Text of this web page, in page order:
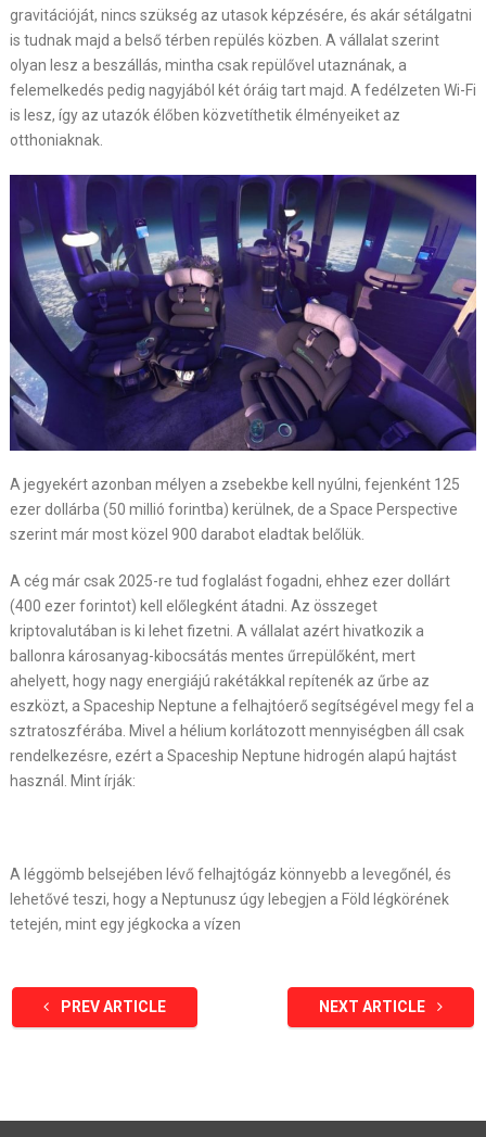
gravitációját, nincs szükség az utasok képzésére, és akár sétálgatni
is tudnak majd a belső térben repülés közben. A vállalat szerint
olyan lesz a beszállás, mintha csak repülővel utaznának, a
felemelkedés pedig nagyjából két óráig tart majd. A fedélzeten Wi-Fi
is lesz, így az utazók élőben közvetíthetik élményeiket az
otthoniaknak.
A jegyekért azonban mélyen a zsebekbe kell nyúlni, fejenként 125
ezer dollárba (50 millió forintba) kerülnek, de a Space Perspective
szerint már most közel 900 darabot eladtak belőlük.
A cég már csak 2025-re tud foglalást fogadni, ehhez ezer dollárt
(400 ezer forintot) kell előlegként átadni. Az összeget
kriptovalutában is ki lehet fizetni. A vállalat azért hivatkozik a
ballonra károsanyag-kibocsátás mentes űrrepülőként, mert
ahelyett, hogy nagy energiájú rakétákkal repítenék az űrbe az
eszközt, a Spaceship Neptune a felhajtóerő segítségével megy fel a
sztratoszférába. Mivel a hélium korlátozott mennyiségben áll csak
rendelkezésre, ezért a Spaceship Neptune hidrogén alapú hajtást
használ. Mint írják:
A léggömb belsejében lévő felhajtógáz könnyebb a levegőnél, és
lehetővé teszi, hogy a Neptunusz úgy lebegjen a Föld légkörének
tetején, mint egy jégkocka a vízen
PREV ARTICLE NEXT ARTICLE